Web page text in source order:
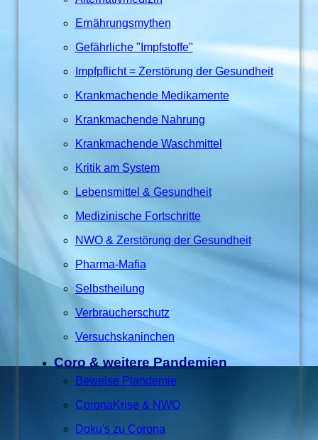
Ernährungsmythen
Gefährliche "Impfstoffe"
Impfpflicht = Zerstörung der Gesundheit
Krankmachende Medikamente
Krankmachende Nahrung
Krankmachende Waschmittel
Kritik am System
Lebensmittel & Gesundheit
Medizinische Fortschritte
NWO & Zerstörung der Gesundheit
Pharma-Mafia
Selbstheilung
Verbraucherschutz
Versuchskaninchen
Coro & weitere Pandemien
Beweise Plandemie
CoronaKrise & NWO
Doku's zu Corona